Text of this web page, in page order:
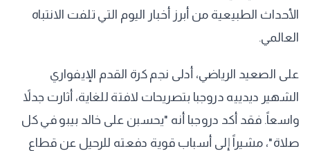
الأحداث الطبيعية من أبرز أخبار اليوم التي تلفت الانتباه
العالمي.
على الصعيد الرياضي، أدلى نجم كرة القدم الإيفواري
الشهير ديدييه دروجبا بتصريحات لافتة للغاية، أثارت جدلاً
واسعاً. فقد أكد دروجبا أنه "يحسبن على خالد بيبو في كل
صلاة"، مشيراً إلى أسباب قوية دفعته للرحيل عن قطاع